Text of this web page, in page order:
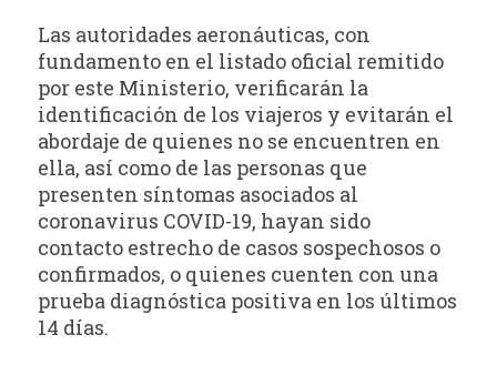
Las autoridades aeronáuticas, con
fundamento en el listado oficial remitido
por este Ministerio, verificarán la
identificación de los viajeros y evitarán el
abordaje de quienes no se encuentren en
ella, así como de las personas que
presenten síntomas asociados al
coronavirus COVID-19, hayan sido
contacto estrecho de casos sospechosos o
confirmados, o quienes cuenten con una
prueba diagnóstica positiva en los últimos
14 días.